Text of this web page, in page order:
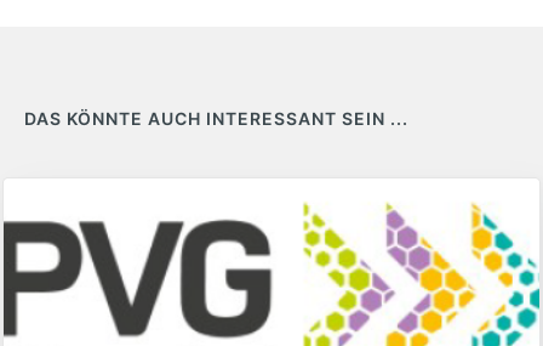
DAS KÖNNTE AUCH INTERESSANT SEIN ...